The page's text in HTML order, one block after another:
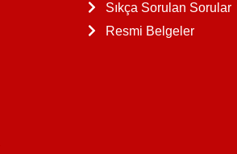
Sıkça Sorulan Sorular
Resmi Belgeler